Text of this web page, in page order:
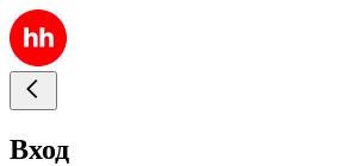
Вход